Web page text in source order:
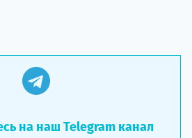
на наш Telegram канал